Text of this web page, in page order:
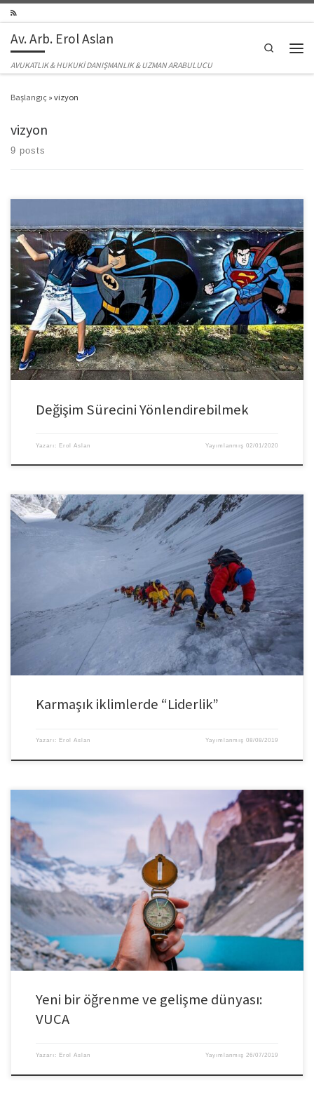
Av. Arb. Erol Aslan
AVUKATLIK & HUKUKİ DANIŞMANLIK & UZMAN ARABULUCU
Search
Başlangıç » vizyon
vizyon
9 posts
Büyük değişiklikler veya dönüşümler, kişilerin başarılı olmaları için belirli
davranışları veya beceri setlerini benimsemelerini gerektirir. Mesela liderlerin
değişim veya dönüşüme aktif olarak dahil olması hatta iletişimde mizahı
kullanması durumunda ekiplerin başarı çıtasını yükseltmesi daha olası.
Özellikle de istenen davranış değişikliklerini modellerken. Unutmamalı ki;
üst düzey yöneticilerden oluşan kişiler verilen mücadelenin […]
Değişim Sürecini Yönlendirebilmek
Yazarı: Erol Aslan Yayımlanmış02/01/2020
Günümüzün karmaşık ikliminde başarılı bir şekilde faaliyet göstermek için
liderler; hızlı hareket etmeleri, tepkisiz kalmamak için esneklik göstermeleri
ve mikro yönetime kapılarını kapatmaları gerektiğini hissetmelidir. Yeni bir
fikir veya teknoloji gelir ve neredeyse bir gecede tüm planlamaları allak bullak
edebilir veya pazar dengesini bozabilir. Evet, yeni fikirler ve rakipler
beklenmeyen […]
Karmaşık iklimlerde “Liderlik”
Yazarı: Erol Aslan Yayımlanmış08/08/2019
VUCA yeni bir olgu olarak karşılaştığımız durum. ABD ordusu tarafından
isimlendirilen ve özellikle bulunduğumuz dönemin şartlarını anlamak ve
tanımlamak için giderek daha fazla kullanılmaya başlandı. Organizasyonun,
içinde bulunduğu durum içinde değişim hız ve boyutunun hızla artması,
belirsizlik, karmaşık parçalar arasındaki ilişkilendirme zorluğu, klasik
yönetim tarzının ve geçmiş deneyimlerin yetersiz kaldığı […]
Yeni bir öğrenme ve gelişme dünyası:
VUCA
Yazarı: Erol Aslan Yayımlanmış26/07/2019